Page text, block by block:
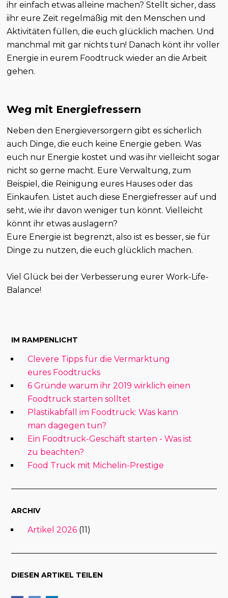
ihr einfach etwas alleine machen? Stellt sicher, dass
iihr eure Zeit regelmäßig mit den Menschen und
Aktivitäten füllen, die euch glücklich machen. Und
manchmal mit gar nichts tun! Danach könt ihr voller
Energie in eurem Foodtruck wieder an die Arbeit
gehen.
Weg mit Energiefressern
Neben den Energieversorgern gibt es sicherlich
auch Dinge, die euch keine Energie geben. Was
euch nur Energie kostet und was ihr vielleicht sogar
nicht so gerne macht. Eure Verwaltung, zum
Beispiel, die Reinigung eures Hauses oder das
Einkaufen. Listet auch diese Energiefresser auf und
seht, wie ihr davon weniger tun könnt. Vielleicht
könnt ihr etwas auslagern?
Eure Energie ist begrenzt, also ist es besser, sie für
Dinge zu nutzen, die euch glücklich machen.
Viel Glück bei der Verbesserung eurer Work-Life-
Balance!
IM RAMPENLICHT
Clevere Tipps für die Vermarktung
eures Foodtrucks
6 Gründe warum ihr 2019 wirklich einen
Foodtruck starten solltet
Plastikabfall im Foodtruck: Was kann
man dagegen tun?
Ein Foodtruck-Geschäft starten - Was ist
zu beachten?
Food Truck mit Michelin-Prestige
ARCHIV
Artikel 2026 (11)
DIESEN ARTIKEL TEILEN